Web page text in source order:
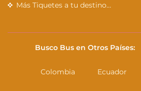
Más Tiquetes a tu destino…
Busco Bus en Otros Países:
Colombia Ecuador